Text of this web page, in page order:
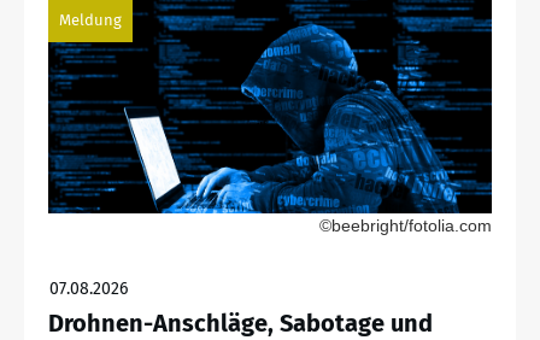
Meldung
©beebright/fotolia.com
07.08.2026
Drohnen-Anschläge, Sabotage und